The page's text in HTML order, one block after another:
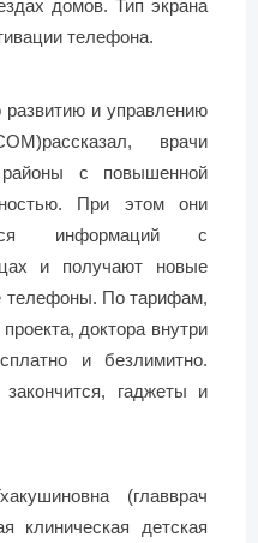
домов. Тип экрана
телефона.
и управлению
врачи
с повышенной
При этом они
информаций с
и получают новые
телефоны. По тарифам,
доктора внутри
и безлимитно.
гаджеты и
(главврач
клиническая детская